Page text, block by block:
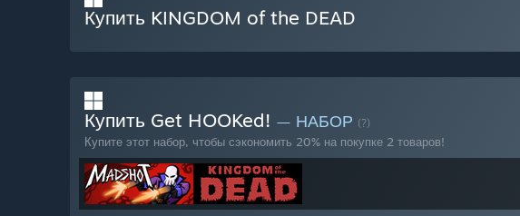
Купить KINGDOM of the DEAD
Купить Get HOOKed! — НАБОР (?)
Купите этот набор, чтобы сэкономить 20% на покупке 2 товаров!